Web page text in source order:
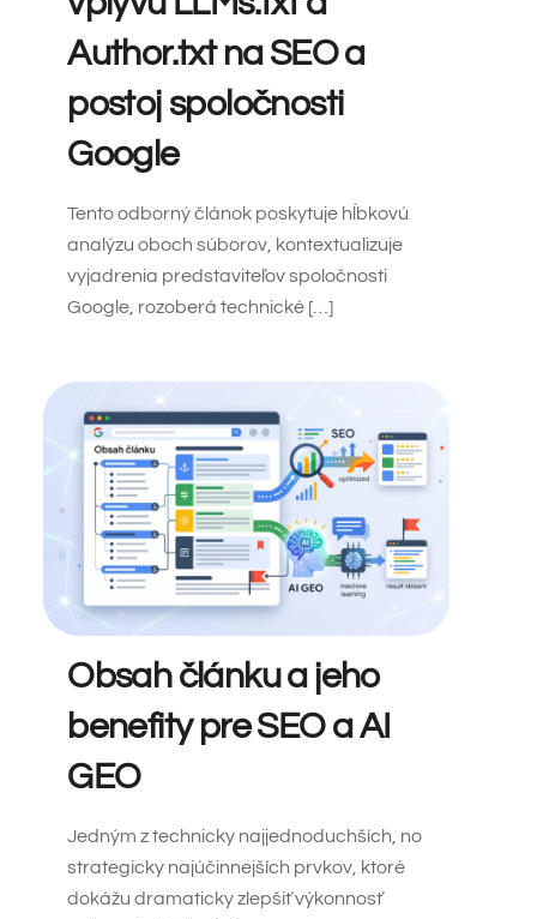
Author.txt na SEO a
postoj spoločnosti
Google
Tento odborný článok poskytuje hĺbkovú
analýzu oboch súborov, kontextualizuje
vyjadrenia predstaviteľov spoločnosti
Google, rozoberá technické […]
Obsah článku a jeho
benefity pre SEO a AI
GEO
Jedným z technicky najjednoduchších, no
strategicky najúčinnejších prvkov, ktoré
dokážu dramaticky zlepšiť výkonnosť